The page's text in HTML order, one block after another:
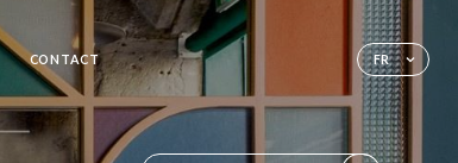
FR
CONTACT